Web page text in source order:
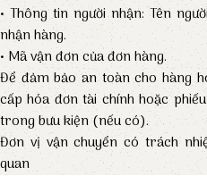
• Thông tin người nhận: Tên
nhận hàng.
• Mã vận đơn của đơn hàng.
Để đảm bảo an toàn cho hàng
cấp hóa đơn tài chính hoặc
trong bưu kiện (nếu có).
Đơn vị vận chuyển có trách
quan